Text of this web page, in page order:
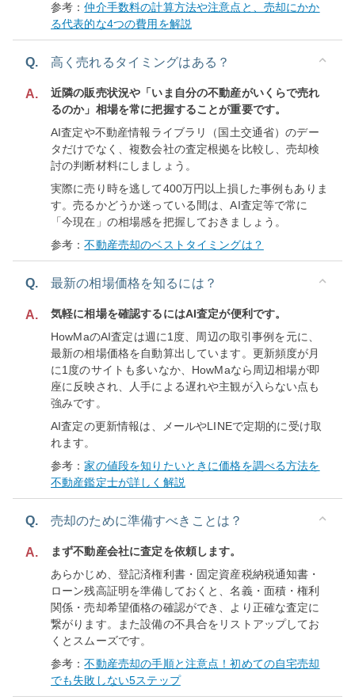
参考：仲介手数料の計算方法や注意点と、売却にかか
る代表的な4つの費用を解説
Q. 高く売れるタイミングはある？
A.
近隣の販売状況や「いま自分の不動産がいくらで売れ
るのか」相場を常に把握することが重要です。
AI査定や不動産情報ライブラリ（国土交通省）のデー
タだけでなく、複数会社の査定根拠を比較し、売却検
討の判断材料にしましょう。
実際に売り時を逃して400万円以上損した事例もありま
す。売るかどうか迷っている間は、AI査定等で常に
「今現在」の相場感を把握しておきましょう。
参考：不動産売却のベストタイミングは？
Q. 最新の相場価格を知るには？
A.
気軽に相場を確認するにはAI査定が便利です。
HowMaのAI査定は週に1度、周辺の取引事例を元に、
最新の相場価格を自動算出しています。更新頻度が月
に1度のサイトも多いなか、HowMaなら周辺相場が即
座に反映され、人手による遅れや主観が入らない点も
強みです。
AI査定の更新情報は、メールやLINEで定期的に受け取
れます。
参考：家の値段を知りたいときに価格を調べる方法を
不動産鑑定士が詳しく解説
Q. 売却のために準備すべきことは？
A.
まず不動産会社に査定を依頼します。
あらかじめ、登記済権利書・固定資産税納税通知書・
ローン残高証明を準備しておくと、名義・面積・権利
関係・売却希望価格の確認ができ、より正確な査定に
繋がります。また設備の不具合をリストアップしてお
くとスムーズです。
参考：不動産売却の手順と注意点！初めての自宅売却
でも失敗しない5ステップ